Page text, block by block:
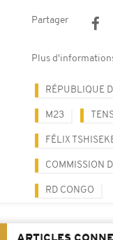
Partager
Plus
RÉPUBLIQUE
M23
FÉLIX
COMMISSION
RD CONGO